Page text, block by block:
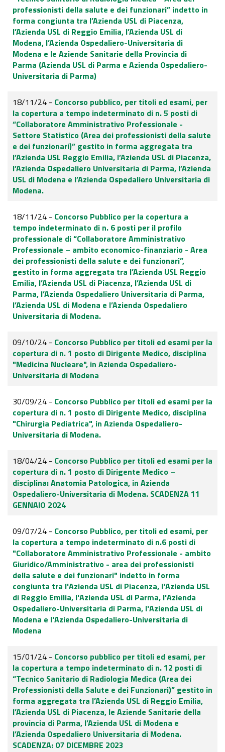
professionisti della salute e dei funzionari” indetto in
forma congiunta tra l’Azienda USL di Piacenza,
l’Azienda USL di Reggio Emilia, l’Azienda USL di
Modena, l’Azienda Ospedaliero-Universitaria di
Modena e le Aziende Sanitarie della Provincia di
Parma (Azienda USL di Parma e Azienda Ospedaliero-
Universitaria di Parma)
18/11/24 - Concorso pubblico, per titoli ed esami, per
la copertura a tempo indeterminato di n. 5 posti di
“Collaboratore Amministrativo Professionale -
Settore Statistico (Area dei professionisti della salute
e dei funzionari)” gestito in forma aggregata tra
l’Azienda USL Reggio Emilia, l’Azienda USL di Piacenza,
l’Azienda Ospedaliero Universitaria di Parma, l’Azienda
USL di Modena e l’Azienda Ospedaliero Universitaria di
Modena.
18/11/24 - Concorso Pubblico per la copertura a
tempo indeterminato di n. 6 posti per il profilo
professionale di “Collaboratore Amministrativo
Professionale – ambito economico-finanziario - Area
dei professionisti della salute e dei funzionari”,
gestito in forma aggregata tra l’Azienda USL Reggio
Emilia, l’Azienda USL di Piacenza, l’Azienda USL di
Parma, l’Azienda Ospedaliero Universitaria di Parma,
l’Azienda USL di Modena e l’Azienda Ospedaliero
Universitaria di Modena.
09/10/24 - Concorso Pubblico per titoli ed esami per la
copertura di n. 1 posto di Dirigente Medico, disciplina
"Medicina Nucleare", in Azienda Ospedaliero-
Universitaria di Modena
30/09/24 - Concorso Pubblico per titoli ed esami per la
copertura di n. 1 posto di Dirigente Medico, disciplina
"Chirurgia Pediatrica", in Azienda Ospedaliero-
Universitaria di Modena.
18/04/24 - Concorso Pubblico per titoli ed esami per la
copertura di n. 1 posto di Dirigente Medico –
disciplina: Anatomia Patologica, in Azienda
Ospedaliero-Universitaria di Modena. SCADENZA 11
GENNAIO 2024
09/07/24 - Concorso Pubblico, per titoli ed esami, per
la copertura a tempo indeterminato di n.6 posti di
"Collaboratore Amministrativo Professionale - ambito
Giuridico/Amministrativo - area dei professionisti
della salute e dei funzionari" indetto in forma
congiunta tra l'Azienda USL di Piacenza, l'Azienda USL
di Reggio Emilia, l'Azienda USL di Parma, l'Azienda
Ospedaliero-Universitaria di Parma, l'Azienda USL di
Modena e l'Azienda Ospedaliero-Universitaria di
Modena
15/01/24 - Concorso pubblico per titoli ed esami, per
la copertura a tempo indeterminato di n. 12 posti di
“Tecnico Sanitario di Radiologia Medica (Area dei
Professionisti della Salute e dei Funzionari)” gestito in
forma aggregata tra l’Azienda USL di Reggio Emilia,
l’Azienda USL di Piacenza, le Aziende Sanitarie della
provincia di Parma, l’Azienda USL di Modena e
l’Azienda Ospedaliero Universitaria di Modena.
SCADENZA: 07 DICEMBRE 2023